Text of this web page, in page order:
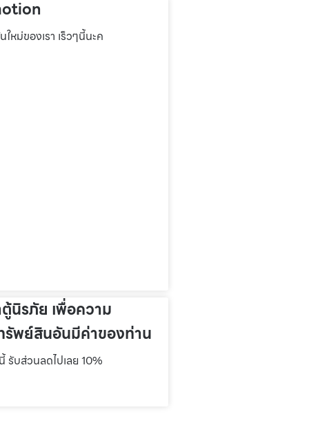
หม่ของเรา เร็วๆนี้นะค
ตู้นิรภัย เพื่อความ
พย์สินอันมีค่าของท่าน
รับส่วนลดไปเลย 10%